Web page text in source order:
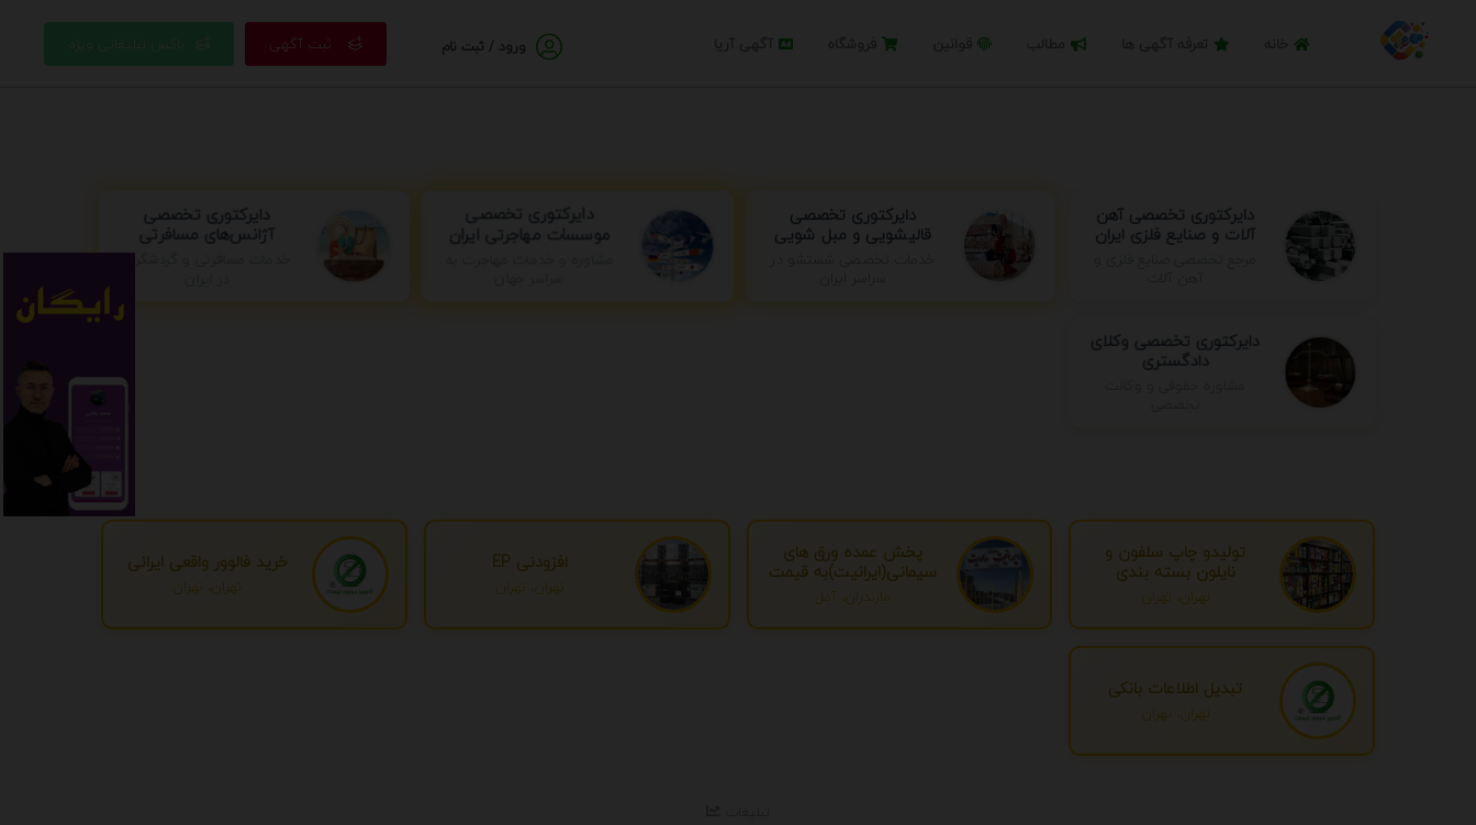
ثبت آگهی ورود / ثبت نام
دایرکتوری تخصصی آهن
آلات و صنایع فلزی ایران
دایرکتوری تخصصی
قالیشویی و مبل شویی
دایرکتوری تخصصی
موسسات مهاجرتی ایران
دایرکتوری تخصصی
آژانس‌های مسافرتی
خدمات مسافرتی و گردشگری
دایرکتوری تخصصی وکلای
دادگستری
تولیدو چاپ سلفون و
نایلون بسته بندی
تهران، تهران
پخش عمده ورق های
سیمانی(ایرانیت)به قیمت
درب کارخانه
مازندران، آمل
افزودنی EP
تهران، تهران
خرید فالوور واقعی ایرانی
تهران، تهران
تبدیل اطلاعات بانکی
تهران، تهران